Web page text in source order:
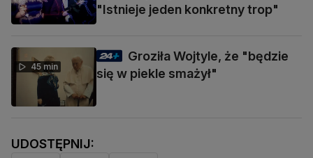
"Istnieje jeden konkretny trop"
45 min
Groziła Wojtyle, że "będzie
się w piekle smażył"
UDOSTĘPNIJ: